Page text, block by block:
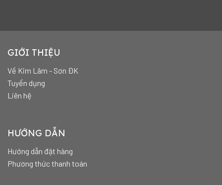
GIỚI THIỆU
Về Kim Lâm - Sơn ĐK
Tuyển dụng
Liên hệ
HƯỚNG DẪN
Hướng dẫn đặt hàng
Phương thức thanh toán